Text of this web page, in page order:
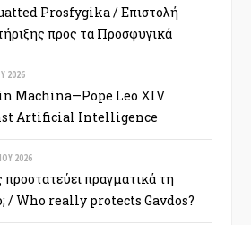
Prosfygika / Επιστολή
προς τα Προσφυγικά
2026
Machina—Pope Leo XIV
Artificial Intelligence
2026
προστατεύει πραγματικά τη
/ Who really protects Gavdos?